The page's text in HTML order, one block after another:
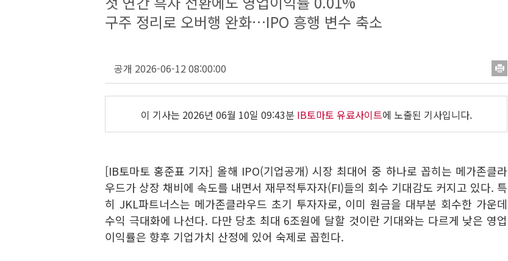
구주 정리로 오버행 완화…IPO 흥행 변수 축소
공개 2026-06-12 08:00:00
이 기사는 2026년 06월 10일 09:43분 IB토마토 유료사이트에 노출된 기사입니다.
[IB토마토 홍준표 기자] 올해 IPO(기업공개) 시장 최대어 중 하나로 꼽히는 메가존클라
우드가 상장 채비에 속도를 내면서 재무적투자자(FI)들의 회수 기대감도 커지고 있다. 특
히 JKL파트너스는 메가존클라우드 초기 투자자로, 이미 원금을 대부분 회수한 가운데
수익 극대화에 나선다. 다만 당초 최대 6조원에 달할 것이란 기대와는 다르게 낮은 영업
이익률은 향후 기업가치 산정에 있어 숙제로 꼽힌다.